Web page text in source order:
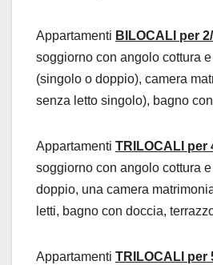
Appartamenti BILOCALI per
soggiorno con angolo cottura
(singolo o doppio), camera
senza letto singolo), bagno
Appartamenti TRILOCALI per
soggiorno con angolo cottura
doppio, una camera
letti, bagno con doccia,
Appartamenti TRILOCALI per